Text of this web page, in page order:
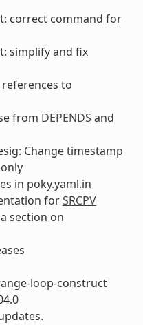
correct command for
simplify and fix
to
from DEPENDS and
Change timestamp
in poky.yaml.in
forSRCPV
section on
loop-construct